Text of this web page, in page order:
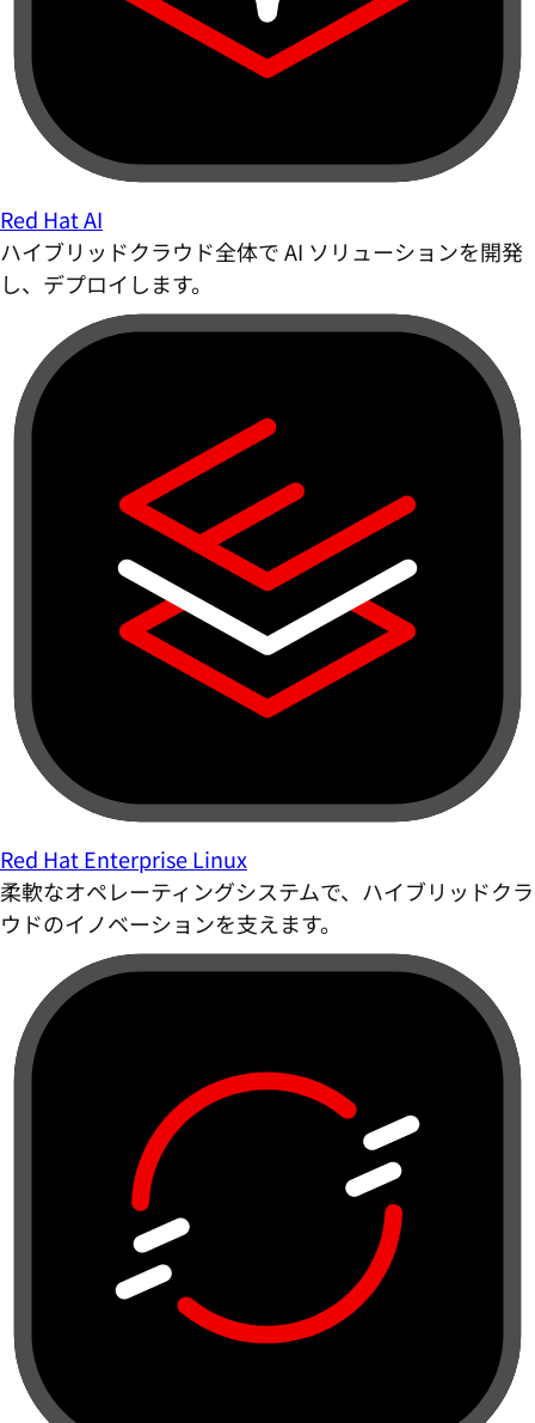
Red Hat AI
ハイブリッドクラウド全体で AI ソリューションを開発
し、デプロイします。
Red Hat Enterprise Linux
柔軟なオペレーティングシステムで、ハイブリッドクラ
ウドのイノベーションを支えます。